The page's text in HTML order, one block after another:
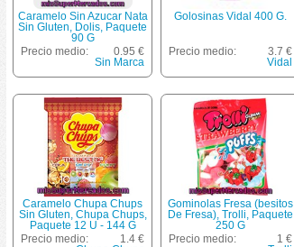
Caramelo Sin Azucar Nata
Sin Gluten, Dolis, Paquete
90 G
Precio medio:
0.95 €
Sin Marca
Golosinas Vidal 400 G.
Precio medio:
3.7 €
Vidal
Caramelo Chupa Chups
Sin Gluten, Chupa Chups,
Paquete 12 U - 144 G
Precio medio:
1.4 €
Gominolas Fresa (besitos
De Fresa), Trolli, Paquete
250 G
Precio medio:
1 €